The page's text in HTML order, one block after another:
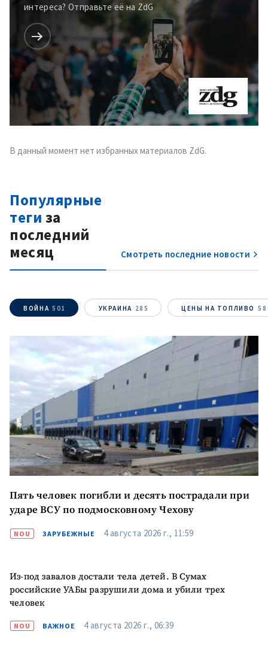
интереса? Отправьте её на ZdG
В данный момент нет избранных материалов ZdG.
Популярные
теги за
последний
месяц
Смотреть последние новости
ВОЙНА 501 УКРАИНА 285 ЦЕНЫ НА ТОПЛИВО 58
Пять человек погибли и десять пострадали при
ударе ВСУ по подмосковному Чехову
NOU ЗАРУБЕЖНЫЕ 4 августа 2026 г., 11:59
Из-под завалов достали тела детей. В Сумах
российские УАБы разрушили дома и убили трех
человек
NOU ВАЖНОЕ 4 августа 2026 г., 06:39